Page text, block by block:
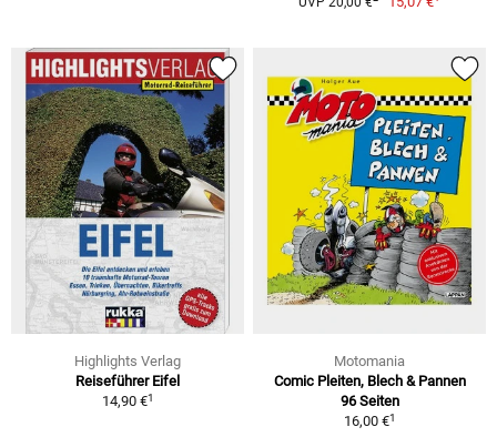
Highlights Verlag
Reiseführer Eifel
14,90 €1
Motomania
Comic Pleiten, Blech & Pannen
96 Seiten
16,00 €1